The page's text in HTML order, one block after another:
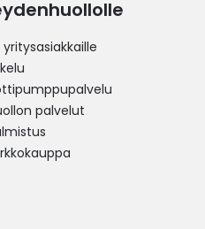
palvelut